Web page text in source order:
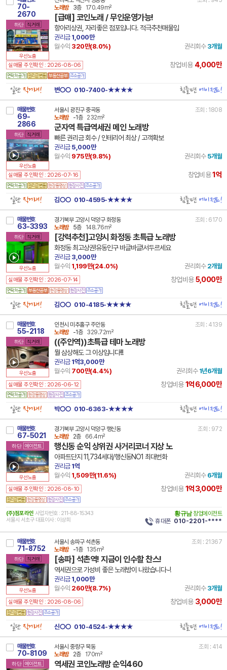
70-
2670
하단 직거래
우선노출
노래방
3층 170.49m²
[급매] 코인노래 / 무인운영가능!
항아리상권, 자리좋은 점포입니다. 적극추천매물입
권리금1,000만
월수익 320만(8.0%) 권리회수 3개월
실매물 주인확인 : 2026-08-06 창업비용 4,000만
일단직거래! 변○○ 010-7400-★★★★ 힘들면에이전트!
매물번호
69-
2866
하단 직거래
우선노출
서울시 광진구 중곡동
조회 : 1808
노래방
-1층 232m²
군자역 특급역세권 메인 노래방
빠른 권리금 회수 / 인테리어 최상 / 고객확보
권리금5,000만
월수익 975만(9.8%) 권리회수 5개월
실매물 주인확인 : 2026-07-16 창업비용1억
일단직거래! 김○○ 010-4595-★★★★ 힘들면에이전트!
매물번호
63-3393
하단 직거래
우선노출
경기북부 고양시 덕양구 화정동
조회 : 6170
노래방
5층 148.76m²
[강력추천]고양시 화정동 초특급 노래방
화정동 최고상권!유동인구 바글바글!서두르세요
권리금3,000만
월수익 1,199만(24.0%) 권리회수 2개월
실매물 주인확인 : 2026-07-14 창업비용5,000만
일단직거래! 김○○ 010-4185-★★★★ 힘들면에이전트!
매물번호
55-2118
하단 직거래
우선노출
인천시 미추홀구 주안동
조회 : 4139
노래방
-1층 329.72m²
((주안역))초특급 테마 노래방
뭘 삼상해도 그 이상입니다!!!
권리금1억3,000만
월수익 700만(4.4%) 권리회수 1년6개월
실매물 주인확인 : 2026-06-12 창업비용1억6,000만
일단직거래! 박○○ 010-6363-★★★★ 힘들면에이전트!
매물번호
67-5021
하단 에이전트
우선노출
경기북부 고양시 덕양구 행신동
조회 : 972
노래방
2층 66.4m²
행신동 순익 상위권 사거리코너 지상 노
아파트단지 11,734세대/행신동NO1 최대번화
권리금1억
월수익 1,509만(11.6%) 권리회수 6개월
실매물 주인확인 : 2026-08-10 창업비용1억3,000만
(주)점포라인 사업자번호 : 211-88-15343
서울시 서초구 대표이사 : 이상희
황규남 창업에이전트
휴대폰 010-2201-****
매물번호
71-8752
하단 직거래
우선노출
서울시 송파구 석촌동
조회 : 21367
노래방
-1층 135m²
[송파] 석촌역! 지금이 인수할 찬스!
역세권으로 가성비 좋은 노래방이 나왔습니다~!
권리금1,000만
월수익 260만(8.7%) 권리회수 3개월
실매물 주인확인 : 2026-08-06 창업비용 3,000만
일단직거래! 신○○ 010-4524-★★★★ 힘들면에이전트!
매물번호
70-8109
하단 에이전트
서울시 중랑구 묵동
조회 : 414
노래방
2층 170m²
역세권 코인노래방 순익460